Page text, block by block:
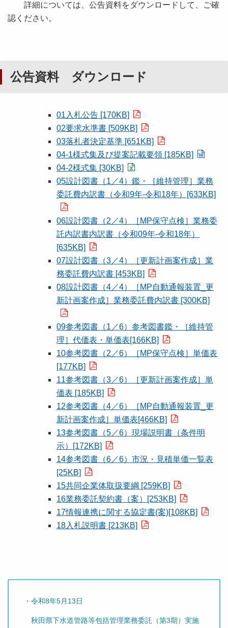
詳細については、公告資料をダウンロードして、ご確
認ください。
公告資料 ダウンロード
01入札公告 [170KB]
02要求水準書 [509KB]
03落札者決定基準 [651KB]
04-1様式集及び提案記載要領 [185KB]
04-2様式集 [30KB]
05設計図書（1／4）鑑・［維持管理］業務
委託費内訳書（令和9年-令和18年）[633KB]
06設計図書（2／4）［MP保守点検］業務委
託内訳書内訳書（令和09年-令和18年）
[635KB]
07設計図書（3／4）［更新計画案作成］業
務委託費内訳書 [453KB]
08設計図書（4／4）［MP自動通報装置_更
新計画案作成］業務委託費内訳書 [300KB]
09参考図書（1／6）参考図書鑑・［維持管
理］代価表・単価表[166KB]
10参考図書（2／6）［MP保守点検］単価表
[177KB]
11参考図書（3／6）［更新計画案作成］単
価表 [185KB]
12参考図書（4／6）［MP自動通報装置_更
新計画案作成］単価表[466KB]
13参考図書（5／6）現場説明書（条件明
示）[172KB]
14参考図書（6／6）市況・見積単価一覧表
[25KB]
15共同企業体取扱要綱 [259KB]
16業務委託契約書（案）[253KB]
17情報連携に関する協定書(案)[108KB]
18入札説明書 [213KB]
・令和8年5月13日
秋田県下水道管路等包括管理業務委託（第3期）実施